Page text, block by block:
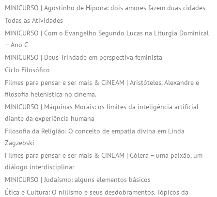
MINICURSO | Agostinho de Hipona: dois amores fazem duas cidades
Todas as Atividades
MINICURSO | Com o Evangelho Segundo Lucas na Liturgia Dominical
– Ano C
MINICURSO | Deus Trindade em perspectiva feminista
Ciclo Filosófico
Filmes para pensar e ser mais & CiNEAM | Aristóteles, Alexandre e
filosofia helenística no cinema.
MINICURSO | Máquinas Morais: os limites da inteligência artificial
diante da experiência humana
Filosofia da Religião: O conceito de empatia divina em Linda
Zagzebski
Filmes para pensar e ser mais & CiNEAM | Cólera – uma paixão, um
diálogo interdisciplinar
MINICURSO | Judaísmo: alguns elementos básicos
Ética e Cultura: O niilismo e seus desdobramentos. Tópicos da